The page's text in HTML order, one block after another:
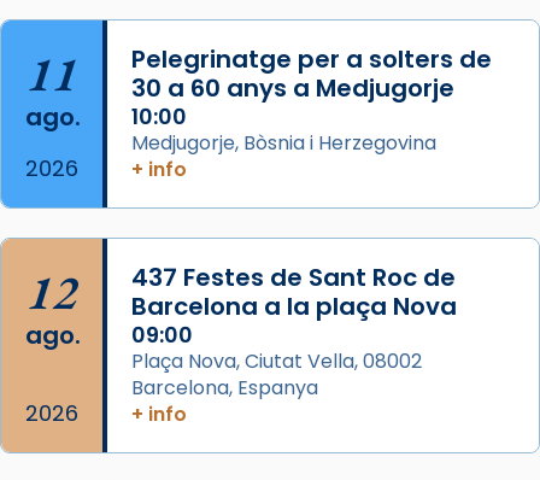
Foto
View on Facebook · Share
Arquebisbat de Barcelona
2 weeks ago
Acompanyant la història de sant Cugat, a
partir de l’Edat Mitjana sorgeix la tradició
que les santes Juliana (“relatiu a Júlia”) i
Semproniana (“relatiu a Semprònia =
eterna”) són deixebles seves. I l’any 1667, el
frare Joan Gaspar Roig, afirma en una obra
que les santes són filles de l’antiga Iluro.
11
ago.
2026
Pelegrinatge per a solters de
30 a 60 anys a Medjugorje
10:00
Medjugorje, Bòsnia i Herzegovina
+ info
12
ago.
2026
437 Festes de Sant Roc de
Barcelona a la plaça Nova
09:00
Plaça Nova, Ciutat Vella, 08002
Barcelona, Espanya
+ info